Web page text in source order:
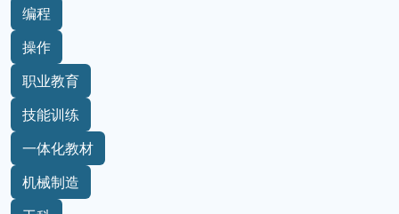
编程
操作
职业教育
技能训练
一体化教材
机械制造